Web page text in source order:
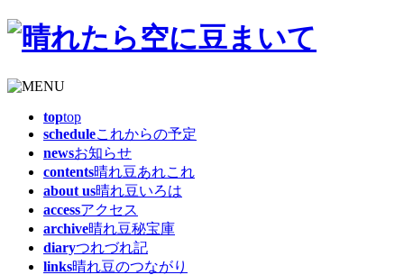
toptop
scheduleこれからの予定
newsお知らせ
contents晴れ豆あれこれ
about us晴れ豆いろは
accessアクセス
archive晴れ豆秘宝庫
diaryつれづれ記
links晴れ豆のつながり